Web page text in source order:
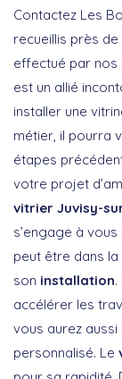
Contactez Les
recueillis près
effectué par nos
est un allié
installer une
métier, il pourra
étapes
votre projet
vitrier Juvisy-
s’engage à
peut être dans
son installation
accélérer les
vous aurez
personnalisé. Le